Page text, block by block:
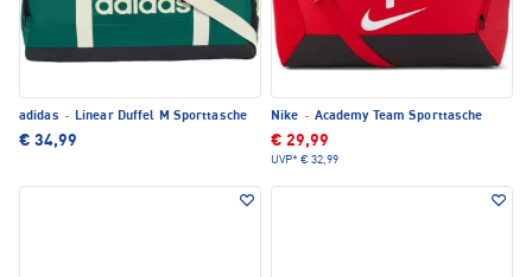
adidas · Linear Duffel M Sporttasche
€ 34,99
Nike · Academy Team Sporttasche
€ 29,99
UVP* € 32,99